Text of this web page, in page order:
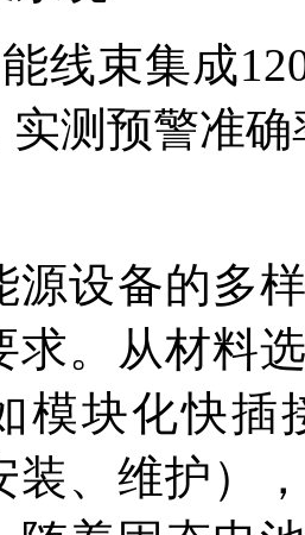
线束集成
测预警准确
源设备的多
求。从材料
模块化快插
装、维护）